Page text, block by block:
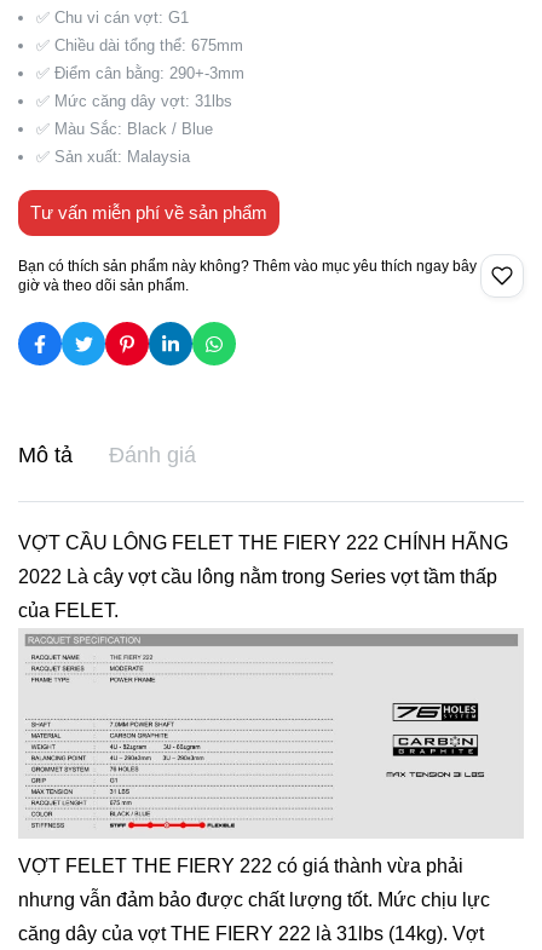
✅ Chu vi cán vợt: G1
✅ Chiều dài tổng thể: 675mm
✅ Điểm cân bằng: 290+-3mm
✅ Mức căng dây vợt: 31lbs
✅ Màu Sắc: Black / Blue
✅ Sản xuất: Malaysia
Tư vấn miễn phí về sản phẩm
Bạn có thích sản phẩm này không? Thêm vào mục yêu thích ngay bây
giờ và theo dõi sản phẩm.
Mô tả Đánh giá
VỢT CẦU LÔNG FELET THE FIERY 222 CHÍNH HÃNG
2022 Là cây vợt cầu lông nằm trong Series vợt tầm thấp
của FELET.
VỢT FELET THE FIERY 222 có giá thành vừa phải
nhưng vẫn đảm bảo được chất lượng tốt. Mức chịu lực
căng dây của vợt THE FIERY 222 là 31lbs (14kg). Vợt